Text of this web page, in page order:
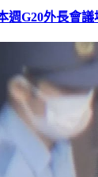
週G20外長會議